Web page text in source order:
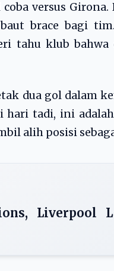
versus
brace bagi
tahu klub
dua gol dalam
hari tadi, ini
alih posisi
Liverpool